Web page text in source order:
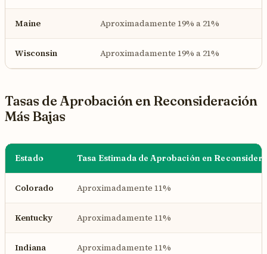
Maine Aproximadamente 19% a 21%
Wisconsin Aproximadamente 19% a 21%
Tasas de Aprobación en Reconsideración
Más Bajas
Estado Tasa Estimada de Aprobación en
Colorado Aproximadamente 11%
Kentucky Aproximadamente 11%
Indiana Aproximadamente 11%